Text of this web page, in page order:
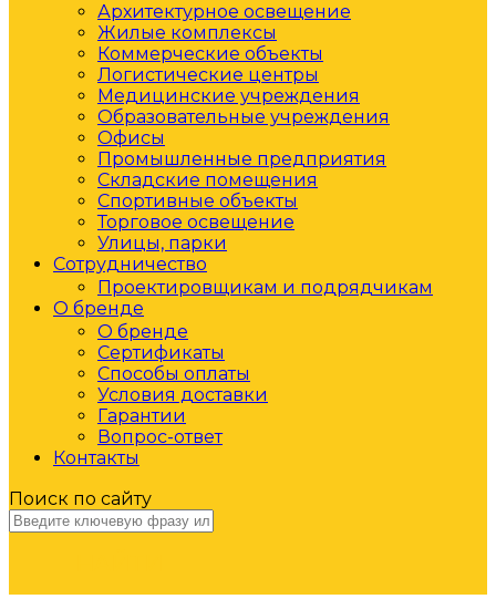
Архитектурное освещение
Жилые комплексы
Коммерческие объекты
Логистические центры
Медицинские учреждения
Образовательные учреждения
Офисы
Промышленные предприятия
Складские помещения
Спортивные объекты
Торговое освещение
Улицы, парки
Сотрудничество
Проектировщикам и подрядчикам
О бренде
О бренде
Сертификаты
Способы оплаты
Условия доставки
Гарантии
Вопрос-ответ
Контакты
Поиск по сайту